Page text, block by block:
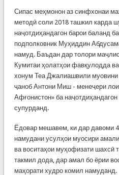
Сипас меҳмонон аз синфхонаи
методӣ соли 2018 ташкил карда
наҷотдиҳандагон барои баланд
подполковник Муҳиддин
намуд. Баъдан дар толори
Кумитаи ҳолатҳои фавқулодда
хонум Теа Джалиашвили
ҷаноб Антони Миш - менеҷери
Афғонистон» ба
супурданд.
Ёдовар мешавем, ки дар давоми
намудани усулҳои муосири
ва воситаҳои муҳофизати шахсӣ
такмил дода, дар амал бо ёрии
маҳорати худро комил намуданд.